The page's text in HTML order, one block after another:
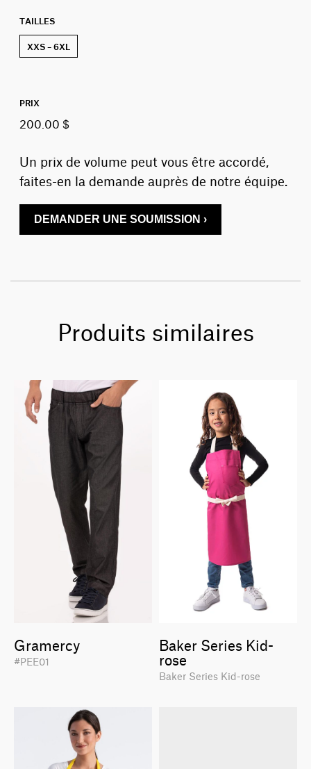
TAILLES
XXS – 6XL
PRIX
200.00 $
Un prix de volume peut vous être accordé,
faites-en la demande auprès de notre équipe.
DEMANDER UNE SOUMISSION ›
Produits similaires
Gramercy
#PEE01
Baker Series Kid-
rose
Baker Series Kid-rose